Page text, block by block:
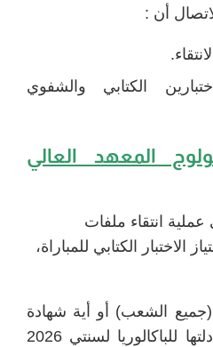
أن :
الكتابي والشفوي
ولوج المعهد العالي
انتقاء ملفات
الاختبار الكتابي للمباراة،
(جميع الشعب) أو أية شهادة
أخرى معترف بمعادلتها للباكالوريا لسنتي 2026